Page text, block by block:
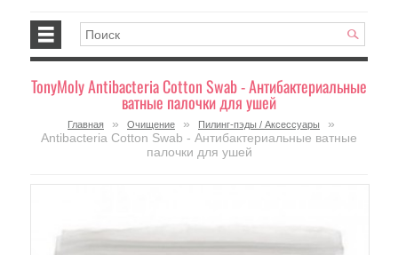
TonyMoly Antibacteria Cotton Swab - Антибактериальные
ватные палочки для ушей
Главная » Очищение » Пилинг-пэды / Аксессуары
»
Antibacteria Cotton Swab - Антибактериальные ватные
палочки для ушей